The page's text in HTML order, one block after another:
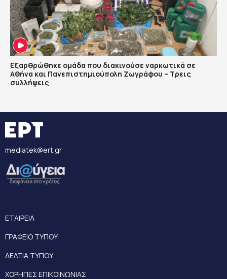
Εξαρθρώθηκε ομάδα που διακινούσε ναρκωτικά σε
Αθήνα και Πανεπιστημιούπολη Ζωγράφου – Τρεις
συλλήψεις
mediatek@ert.gr
ΕΤΑΙΡΕΙΑ
ΓΡΑΦΕΙΟ ΤΥΠΟΥ
ΔΕΛΤΙΑ ΤΥΠΟΥ
ΧΟΡΗΓΙΕΣ ΕΠΙΚΟΙΝΩΝΙΑΣ